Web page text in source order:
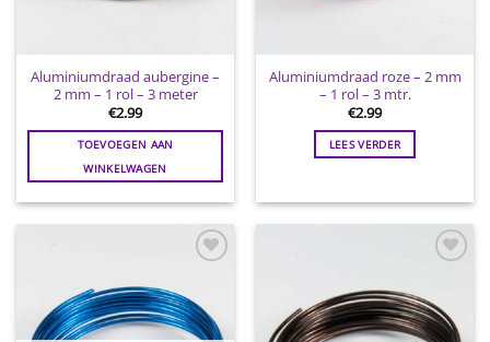
Aluminiumdraad aubergine –
2 mm – 1 rol – 3 meter
€2.99
TOEVOEGEN AAN
WINKELWAGEN
Aluminiumdraad roze – 2 mm
– 1 rol – 3 mtr.
€2.99
LEES VERDER
wenslijst
wenslijst